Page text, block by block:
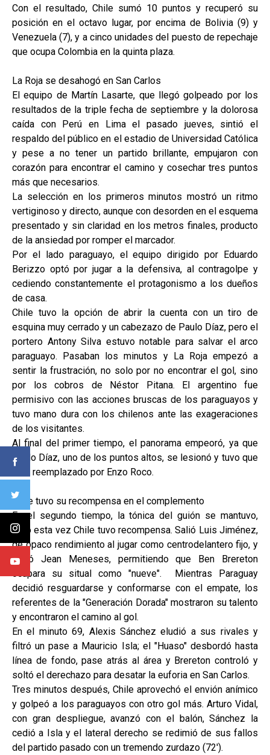
Con el resultado, Chile sumó 10 puntos y recuperó su
posición en el octavo lugar, por encima de Bolivia (9) y
Venezuela (7), y a cinco unidades del puesto de repechaje
que ocupa Colombia en la quinta plaza.
La Roja se desahogó en San Carlos
El equipo de Martín Lasarte, que llegó golpeado por los
resultados de la triple fecha de septiembre y la dolorosa
caída con Perú en Lima el pasado jueves, sintió el
respaldo del público en el estadio de Universidad Católica
y pese a no tener un partido brillante, empujaron con
corazón para encontrar el camino y cosechar tres puntos
más que necesarios.
La selección en los primeros minutos mostró un ritmo
vertiginoso y directo, aunque con desorden en el esquema
presentado y sin claridad en los metros finales, producto
de la ansiedad por romper el marcador.
Por el lado paraguayo, el equipo dirigido por Eduardo
Berizzo optó por jugar a la defensiva, al contragolpe y
cediendo constantemente el protagonismo a los dueños
de casa.
Chile tuvo la opción de abrir la cuenta con un tiro de
esquina muy cerrado y un cabezazo de Paulo Díaz, pero el
portero Antony Silva estuvo notable para salvar el arco
paraguayo. Pasaban los minutos y La Roja empezó a
sentir la frustración, no solo por no encontrar el gol, sino
por los cobros de Néstor Pitana. El argentino fue
permisivo con las acciones bruscas de los paraguayos y
tuvo mano dura con los chilenos ante las exageraciones
de los visitantes.
Al final del primer tiempo, el panorama empeoró, ya que
Paulo Díaz, uno de los puntos altos, se lesionó y tuvo que
salir reemplazado por Enzo Roco.
Chile tuvo su recompensa en el complemento
En el segundo tiempo, la tónica del guión se mantuvo,
pero esta vez Chile tuvo recompensa. Salió Luis Jiménez,
de opaco rendimiento al jugar como centrodelantero fijo, y
entró Jean Meneses, permitiendo que Ben Brereton
ocupara su situal como "nueve". Mientras Paraguay
decidió resguardarse y conformarse con el empate, los
referentes de la "Generación Dorada" mostraron su talento
y encontraron el camino al gol.
En el minuto 69, Alexis Sánchez eludió a sus rivales y
filtró un pase a Mauricio Isla; el "Huaso" desbordó hasta
línea de fondo, pase atrás al área y Brereton controló y
soltó el derechazo para desatar la euforia en San Carlos.
Tres minutos después, Chile aprovechó el envión anímico
y golpeó a los paraguayos con otro gol más. Arturo Vidal,
con gran despliegue, avanzó con el balón, Sánchez la
cedió a Isla y el lateral derecho se redimió de sus fallos
del partido pasado con un tremendo zurdazo (72').